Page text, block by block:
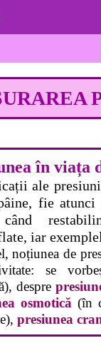
în viața
ale
fie atunci
iar
noțiunea de
se
despre
osmotică (în
presiunea